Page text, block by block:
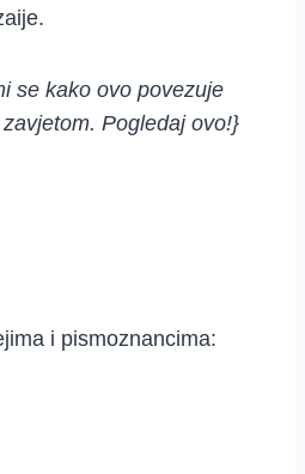
se kako ovo povezuje
Pogledaj ovo!}
i pismoznancima: